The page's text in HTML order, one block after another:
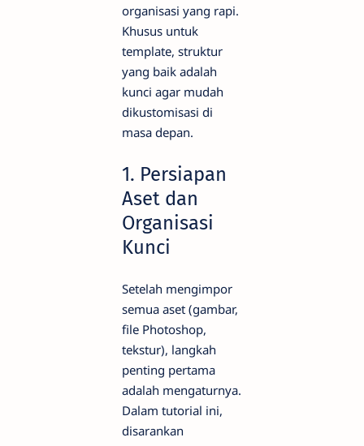
organisasi yang rapi.
Khusus untuk
template, struktur
yang baik adalah
kunci agar mudah
dikustomisasi di
masa depan.
1. Persiapan
Aset dan
Organisasi
Kunci
Setelah mengimpor
semua aset (gambar,
file Photoshop,
tekstur), langkah
penting pertama
adalah mengaturnya.
Dalam tutorial ini,
disarankan